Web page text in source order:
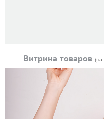
Витрина товаров (на